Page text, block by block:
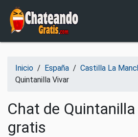
Salir del contenido
Inicio / España / Castilla La
Quintanilla Vivar
Chat de
gratis